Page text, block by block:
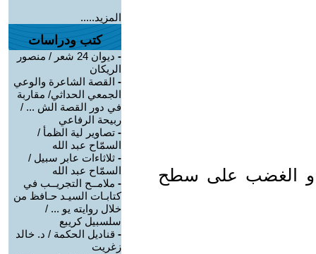
و الغضب على سطح
المزيد.....
كتب ودراسات
-
ديوان 24 شعر / منصور
الريكان
- القصة الشاعرة والوعي
الجمعي الحداثي/ مقاربة
في دور القصة الش ... /
ربيحة الرفاعي
- تصاوير لية الظمأ /
السمّاح عبد الله
- ثلاثاءات عابر سبيل /
السمّاح عبد الله
- ملامــح التجريــب في
كتابـات السيـد حـافظ من
خلال روايته يو ... /
سلسبيل كريبع
- قناديل الحكمة / د. خالد
زغريت